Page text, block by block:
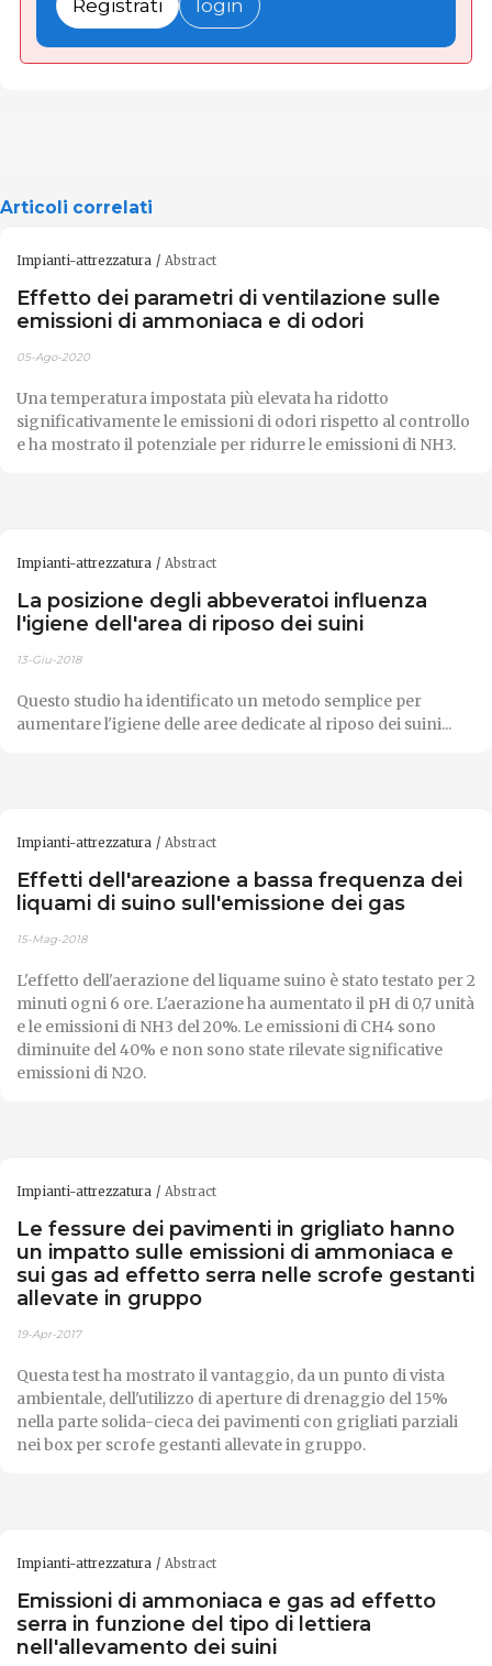
Registrati login
Articoli correlati
Impianti-attrezzatura Abstract
Effetto dei parametri di ventilazione sulle
emissioni di ammoniaca e di odori
05-Ago-2020
Una temperatura impostata più elevata ha ridotto
significativamente le emissioni di odori rispetto al controllo
e ha mostrato il potenziale per ridurre le emissioni di NH3.
Impianti-attrezzatura Abstract
La posizione degli abbeveratoi influenza
l'igiene dell'area di riposo dei suini
13-Giu-2018
Questo studio ha identificato un metodo semplice per
aumentare l'igiene delle aree dedicate al riposo dei suini...
Impianti-attrezzatura Abstract
Effetti dell'areazione a bassa frequenza dei
liquami di suino sull'emissione dei gas
15-Mag-2018
L'effetto dell'aerazione del liquame suino è stato testato per 2
minuti ogni 6 ore. L'aerazione ha aumentato il pH di 0,7 unità
e le emissioni di NH3 del 20%. Le emissioni di CH4 sono
diminuite del 40% e non sono state rilevate significative
emissioni di N2O.
Impianti-attrezzatura Abstract
Le fessure dei pavimenti in grigliato hanno
un impatto sulle emissioni di ammoniaca e
sui gas ad effetto serra nelle scrofe gestanti
allevate in gruppo
19-Apr-2017
Questa test ha mostrato il vantaggio, da un punto di vista
ambientale, dell'utilizzo di aperture di drenaggio del 15%
nella parte solida-cieca dei pavimenti con grigliati parziali
nei box per scrofe gestanti allevate in gruppo.
Impianti-attrezzatura Abstract
Emissioni di ammoniaca e gas ad effetto
serra in funzione del tipo di lettiera
nell'allevamento dei suini